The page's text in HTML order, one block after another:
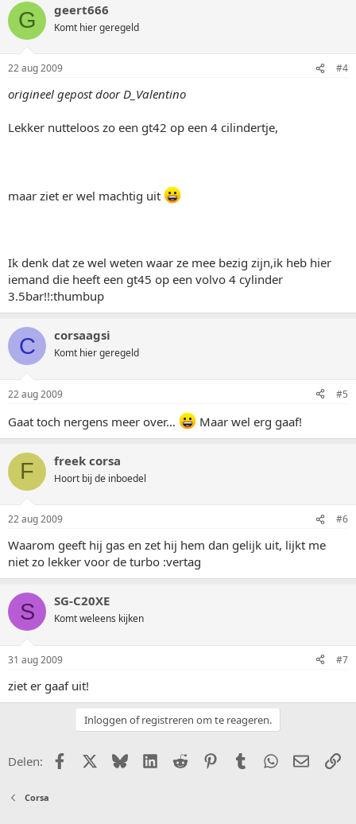
G geert666
Komt hier geregeld
22 aug 2009 #4
origineel gepost door D_Valentino
Lekker nutteloos zo een gt42 op een 4 cilindertje,
maar ziet er wel machtig uit
Ik denk dat ze wel weten waar ze mee bezig zijn,ik heb hier
iemand die heeft een gt45 op een volvo 4 cylinder
3.5bar!!:thumbup
C corsaagsi
Komt hier geregeld
22 aug 2009 #5
Gaat toch nergens meer over... Maar wel erg gaaf!
F freek corsa
Hoort bij de inboedel
22 aug 2009 #6
Waarom geeft hij gas en zet hij hem dan gelijk uit, lijkt me
niet zo lekker voor de turbo :vertag
S SG-C20XE
Komt weleens kijken
31 aug 2009 #7
ziet er gaaf uit!
Inloggen of registreren om te reageren.
Delen: FacebookX (Twitter)
BlueskyLinkedIn
Reddit PinterestTumblr WhatsApp
E-mail
Corsa